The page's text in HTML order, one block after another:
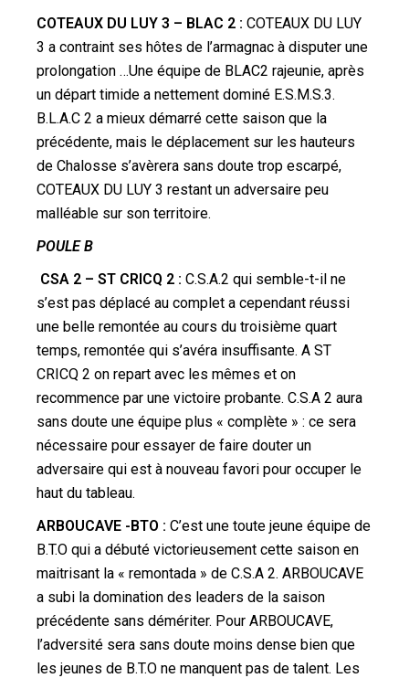
COTEAUX DU LUY 3 – BLAC 2 : COTEAUX DU LUY
3 a contraint ses hôtes de l’armagnac à disputer une
prolongation …Une équipe de BLAC2 rajeunie, après
un départ timide a nettement dominé E.S.M.S.3.
B.L.A.C 2 a mieux démarré cette saison que la
précédente, mais le déplacement sur les hauteurs
de Chalosse s’avèrera sans doute trop escarpé,
COTEAUX DU LUY 3 restant un adversaire peu
malléable sur son territoire.
POULE B
CSA 2 – ST CRICQ 2 : C.S.A.2 qui semble-t-il ne
s’est pas déplacé au complet a cependant réussi
une belle remontée au cours du troisième quart
temps, remontée qui s’avéra insuffisante. A ST
CRICQ 2 on repart avec les mêmes et on
recommence par une victoire probante. C.S.A 2 aura
sans doute une équipe plus « complète » : ce sera
nécessaire pour essayer de faire douter un
adversaire qui est à nouveau favori pour occuper le
haut du tableau.
ARBOUCAVE -BTO : C’est une toute jeune équipe de
B.T.O qui a débuté victorieusement cette saison en
maitrisant la « remontada » de C.S.A 2. ARBOUCAVE
a subi la domination des leaders de la saison
précédente sans démériter. Pour ARBOUCAVE,
l’adversité sera sans doute moins dense bien que
les jeunes de B.T.O ne manquent pas de talent. Les